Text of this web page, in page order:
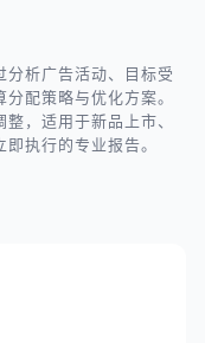
分析广告活动、目标受
配策略与优化方案。
，适用于新品上市、
执行的专业报告。